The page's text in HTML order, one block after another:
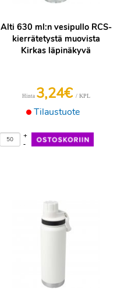
Alti 630 ml:n vesipullo RCS-
kierrätetystä muovista
Kirkas läpinäkyvä
Tilaustuote
Hinta 3,24€ / KPL
-
+